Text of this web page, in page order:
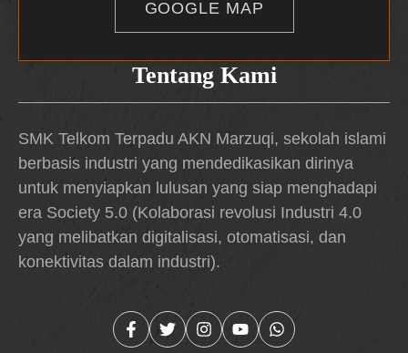
Tentang Kami
SMK Telkom Terpadu AKN Marzuqi, sekolah islami
berbasis industri yang mendedikasikan dirinya
untuk menyiapkan lulusan yang siap menghadapi
era Society 5.0 (Kolaborasi revolusi Industri 4.0
yang melibatkan digitalisasi, otomatisasi, dan
konektivitas dalam industri).
GOOGLE MAP